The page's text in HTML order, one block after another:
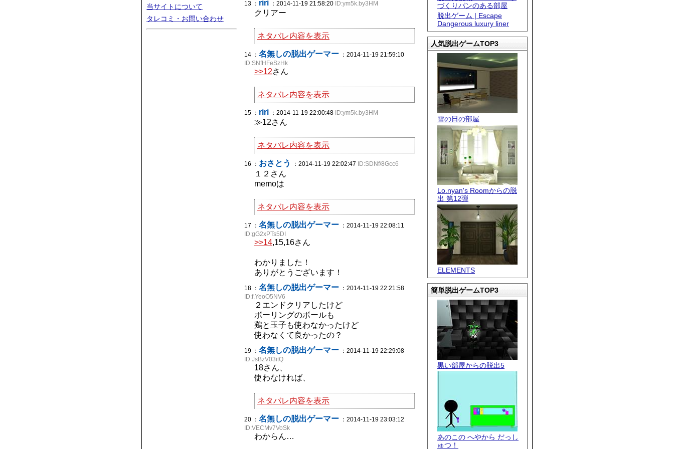
当サイトについて
タレコミ・お問い合わせ
づくりパンのある部屋
脱出ゲーム | Escape
Dangerous luxury liner
人気脱出ゲームTOP3
雪の日の部屋
Lo.nyan's Roomからの脱
出 第12弾
ELEMENTS
簡単脱出ゲームTOP3
黒い部屋からの脱出5
あのこの へやから だっし
ゅつ！
13 ： riri ：2014-11-19 21:58:20 ID:ym5k.by3HM
クリアー
ネタバレ内容を表示
14 ： 名無しの脱出ゲーマー ：2014-11-19 21:59:10
ID:SNfHFeSzHk
>>12さん
ネタバレ内容を表示
15 ： riri ：2014-11-19 22:00:48 ID:ym5k.by3HM
≫12さん
ネタバレ内容を表示
16 ： おさとう ：2014-11-19 22:02:47 ID:SDNf/8Gcc6
１２さん
memoは
ネタバレ内容を表示
17 ： 名無しの脱出ゲーマー ：2014-11-19 22:08:11
ID:gG2xPTs5DI
>>14,15,16さん
わかりました！
ありがとうございます！
18 ： 名無しの脱出ゲーマー ：2014-11-19 22:21:58
ID:f.YeoO5NV6
２エンドクリアしたけど
ボーリングのボールも
鶏と玉子も使わなかったけど
使わなくて良かったの？
19 ： 名無しの脱出ゲーマー ：2014-11-19 22:29:08
ID:JsBzV03itQ
18さん、
使わなければ、
ネタバレ内容を表示
20 ： 名無しの脱出ゲーマー ：2014-11-19 23:03:12
ID:VECMv7VoSk
わからん…